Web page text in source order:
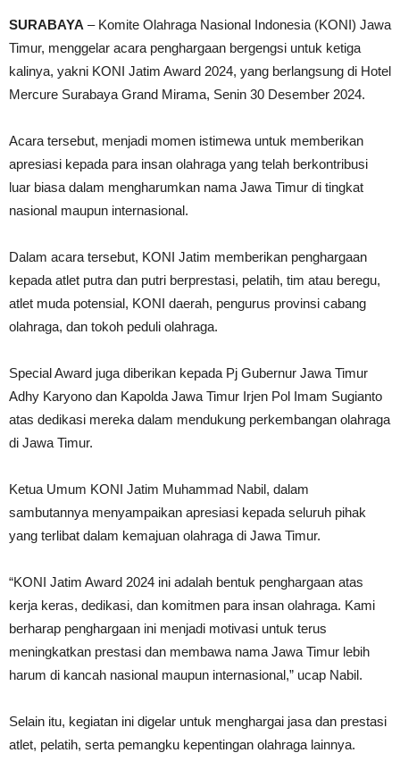
SURABAYA – Komite Olahraga Nasional Indonesia (KONI) Jawa
Timur, menggelar acara penghargaan bergengsi untuk ketiga
kalinya, yakni KONI Jatim Award 2024, yang berlangsung di Hotel
Mercure Surabaya Grand Mirama, Senin 30 Desember 2024.
Acara tersebut, menjadi momen istimewa untuk memberikan
apresiasi kepada para insan olahraga yang telah berkontribusi
luar biasa dalam mengharumkan nama Jawa Timur di tingkat
nasional maupun internasional.
Dalam acara tersebut, KONI Jatim memberikan penghargaan
kepada atlet putra dan putri berprestasi, pelatih, tim atau beregu,
atlet muda potensial, KONI daerah, pengurus provinsi cabang
olahraga, dan tokoh peduli olahraga.
Special Award juga diberikan kepada Pj Gubernur Jawa Timur
Adhy Karyono dan Kapolda Jawa Timur Irjen Pol Imam Sugianto
atas dedikasi mereka dalam mendukung perkembangan olahraga
di Jawa Timur.
Ketua Umum KONI Jatim Muhammad Nabil, dalam
sambutannya menyampaikan apresiasi kepada seluruh pihak
yang terlibat dalam kemajuan olahraga di Jawa Timur.
“KONI Jatim Award 2024 ini adalah bentuk penghargaan atas
kerja keras, dedikasi, dan komitmen para insan olahraga. Kami
berharap penghargaan ini menjadi motivasi untuk terus
meningkatkan prestasi dan membawa nama Jawa Timur lebih
harum di kancah nasional maupun internasional,” ucap Nabil.
Selain itu, kegiatan ini digelar untuk menghargai jasa dan prestasi
atlet, pelatih, serta pemangku kepentingan olahraga lainnya.